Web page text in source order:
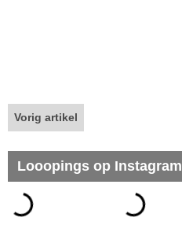
Vorig artikel
Looopings op Instagram